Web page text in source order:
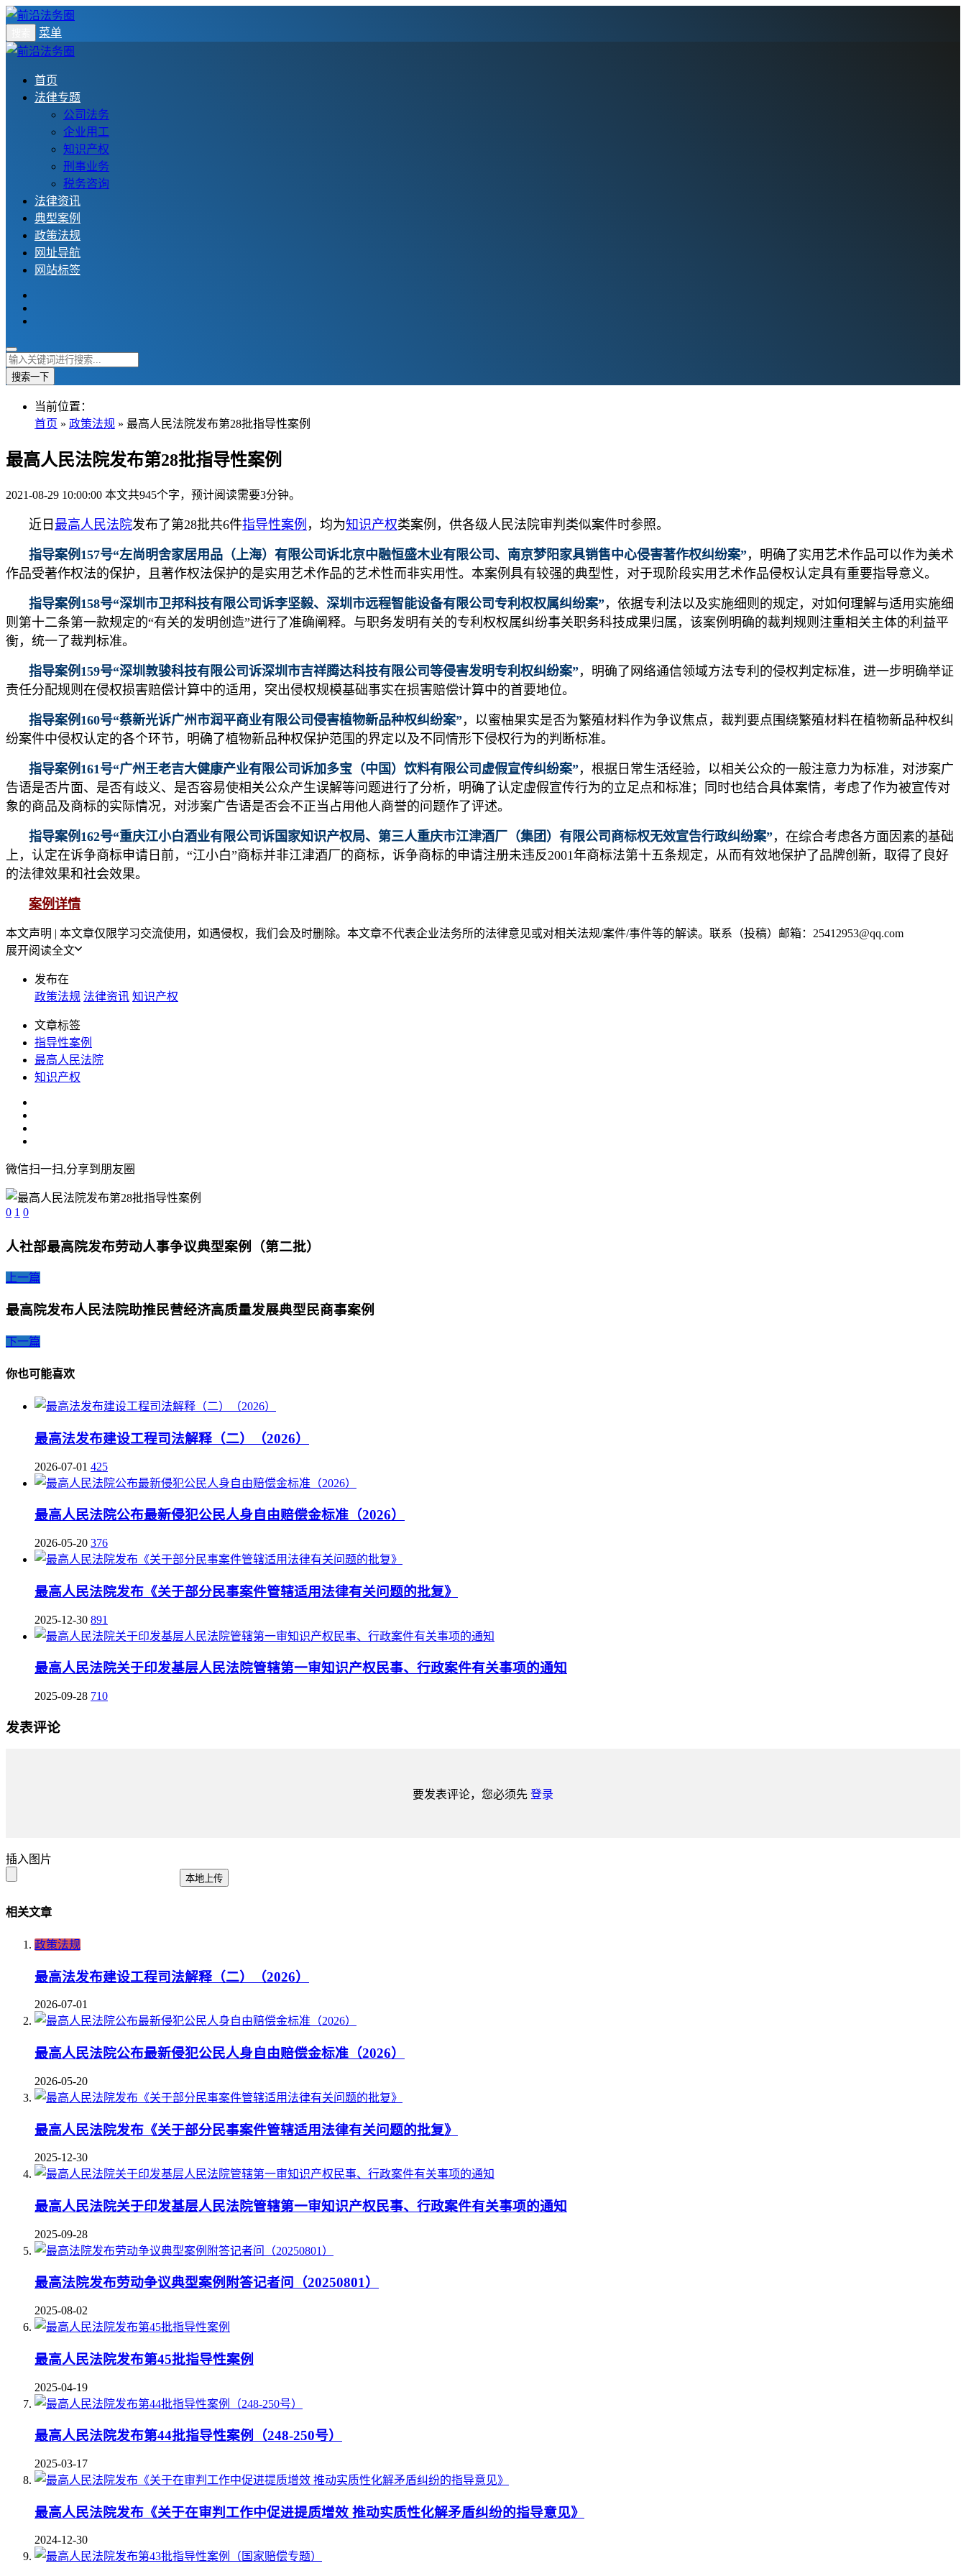
菜单
首页
法律专题
公司法务
企业用工
知识产权
刑事业务
税务咨询
法律资讯
典型案例
政策法规
网址导航
网站标签
搜索一下
当前位置：
首页 » 政策法规 » 最高人民法院发布第28批指导性案例
最高人民法院发布第28批指导性案例
2021-08-29 10:00:00 本文共945个字，预计阅读需要3分钟。
近日 最高人民法院发布了第28批共6件指导性案例 ，均为知识产权类案例，供各级人民法院审判类似案件时参照。
指导案例157号“左尚明舍家居用品（上海）有限公司诉北京中融恒盛木业有限公司、南京梦阳家具销售中心侵害著作权纠纷案”，明确了实用艺术作品可以作为美术
作品受著作权法的保护，且著作权法保护的是实用艺术作品的艺术性而非实用性。本案例具有较强的典型性，对于现阶段实用艺术作品侵权认定具有重要指导意义。
指导案例158号“深圳市卫邦科技有限公司诉李坚毅、深圳市远程智能设备有限公司专利权权属纠纷案”，依据专利法以及实施细则的规定，对如何理解与适用实施细
则第十二条第一款规定的“有关的发明创造”进行了准确阐释。与职务发明有关的专利权权属纠纷事关职务科技成果归属，该案例明确的裁判规则注重相关主体的利益平
衡，统一了裁判标准。
指导案例159号“深圳敦骏科技有限公司诉深圳市吉祥腾达科技有限公司等侵害发明专利权纠纷案”，明确了网络通信领域方法专利的侵权判定标准，进一步明确举证
责任分配规则在侵权损害赔偿计算中的适用，突出侵权规模基础事实在损害赔偿计算中的首要地位。
指导案例160号“蔡新光诉广州市润平商业有限公司侵害植物新品种权纠纷案”，以蜜柚果实是否为繁殖材料作为争议焦点，裁判要点围绕繁殖材料在植物新品种权纠
纷案件中侵权认定的各个环节，明确了植物新品种权保护范围的界定以及不同情形下侵权行为的判断标准。
指导案例161号“广州王老吉大健康产业有限公司诉加多宝（中国）饮料有限公司虚假宣传纠纷案”，根据日常生活经验，以相关公众的一般注意力为标准，对涉案广
告语是否片面、是否有歧义、是否容易使相关公众产生误解等问题进行了分析，明确了认定虚假宣传行为的立足点和标准；同时也结合具体案情，考虑了作为被宣传对
象的商品及商标的实际情况，对涉案广告语是否会不正当占用他人商誉的问题作了评述。
指导案例162号“重庆江小白酒业有限公司诉国家知识产权局、第三人重庆市江津酒厂（集团）有限公司商标权无效宣告行政纠纷案”，在综合考虑各方面因素的基础
上，认定在诉争商标申请日前，“江小白”商标并非江津酒厂的商标，诉争商标的申请注册未违反2001年商标法第十五条规定，从而有效地保护了品牌创新，取得了良好
的法律效果和社会效果。
案例详情
本文声明 | 本文章仅限学习交流使用，如遇侵权，我们会及时删除。本文章不代表企业法务所的法律意见或对相关法规/案件/事件等的解读。联系（投稿）邮箱：25412953@qq.com
展开阅读全文
发布在
政策法规 法律资讯 知识产权
文章标签
指导性案例
最高人民法院
知识产权
微信扫一扫,分享到朋友圈
0 1 0
人社部最高院发布劳动人事争议典型案例（第二批）
上一篇
最高院发布人民法院助推民营经济高质量发展典型民商事案例
下一篇
你也可能喜欢
最高法发布建设工程司法解释（二）（2026）
2026-07-01 425
最高人民法院公布最新侵犯公民人身自由赔偿金标准（2026）
2026-05-20 376
最高人民法院发布《关于部分民事案件管辖适用法律有关问题的批复》
2025-12-30 891
最高人民法院关于印发基层人民法院管辖第一审知识产权民事、行政案件有关事项的通知
2025-09-28 710
发表评论
要发表评论，您必须先 登录
插入图片
本地上传
相关文章
政策法规
最高法发布建设工程司法解释（二）（2026）
2026-07-01
最高人民法院公布最新侵犯公民人身自由赔偿金标准（2026）
2026-05-20
最高人民法院发布《关于部分民事案件管辖适用法律有关问题的批复》
2025-12-30
最高人民法院关于印发基层人民法院管辖第一审知识产权民事、行政案件有关事项的通知
2025-09-28
最高法院发布劳动争议典型案例附答记者问（20250801）
2025-08-02
最高人民法院发布第45批指导性案例
2025-04-19
最高人民法院发布第44批指导性案例（248-250号）
2025-03-17
最高人民法院发布《关于在审判工作中促进提质增效 推动实质性化解矛盾纠纷的指导意见》
2024-12-30